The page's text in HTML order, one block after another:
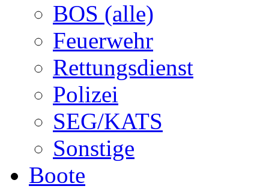
BOS (alle)
Feuerwehr
Rettungsdienst
Polizei
SEG/KATS
Sonstige
Boote